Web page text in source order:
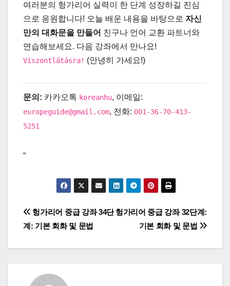
여러분의 헝가리어 실력이 한 단계 성장하길 진심
으로 응원합니다! 오늘 배운 내용을 바탕으로 자신
만의 대화문을 만들어 친구나 언어 교환 파트너와
연습해보세요. 다음 강좌에서 만나요!
Viszontlátásra! (안녕히 가세요!)
문의: 카카오톡 koreanhu, 이메일:
europeguide@gmail.com, 전화: 001-36-70-413-
5251
“
글
탐
헝가리어 중급 강좌 32단계:
기본 회화 및 문법
헝가리어 중급 강좌 34단
계: 기본 회화 및 문법